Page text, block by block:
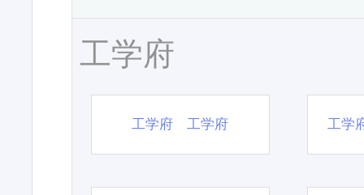
工学府
工学府 工学府 工学